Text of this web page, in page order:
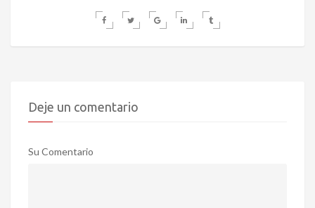
Deje un comentario
Su Comentario